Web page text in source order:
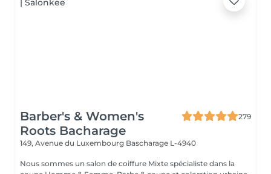
Barber's & Women's
Roots Bacharage
279
149, Avenue du Luxembourg Bascharage L-4940
Nous sommes un salon de coiffure Mixte spécialiste dans la